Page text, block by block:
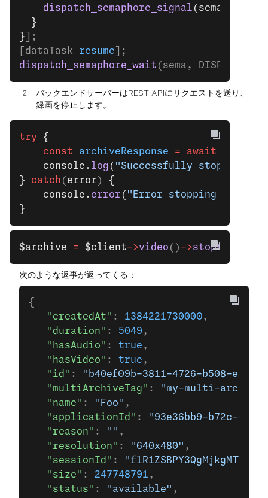
    dispatch_semaphore_signal
(sema);
  }
} ];
[dataTask resume ];
dispatch_semaphore_wait (sema,
バックエンドサーバーはREST APIにリクエストを送り、
録画を停止します。
try {
    const
archiveResponse = await
    console.
log ( "Successfully stopped
} catch ( error ) {
    console.
error ( "Error stopping
}
$archive = $client->video () ->stopArchive
次のような返事が返ってくる：
{
   "createdAt"
: 1384221730000,
   "duration"
: 5049 ,
   "hasAudio"
: true ,
   "hasVideo"
: true ,
   "id"
:
"b40ef09b-3811-4726-b508-
   "multiArchiveTag"
:
"my-multi-archive"
   "name"
: "Foo" ,
   "applicationId"
:
"93e36bb9-b72c-
   "reason"
: "" ,
   "resolution"
: "640x480" ,
   "sessionId"
:
   "size"
: 247748791 ,
   "status"
: "available" ,